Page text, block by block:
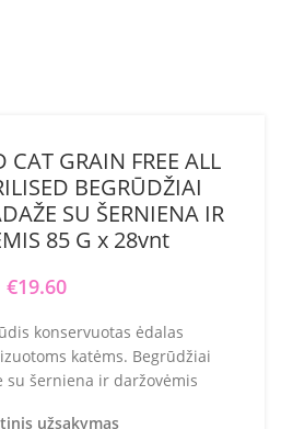
GRAIN FREE ALL
BEGRŪDŽIAI
SU ŠERNIENA IR
85 G x 28vnt
€19.60
konservuotas ėdalas
katėms. Begrūdžiai
su šerniena ir daržovėmis
užsakymas